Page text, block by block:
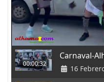
00:00:32
Carnaval-
16